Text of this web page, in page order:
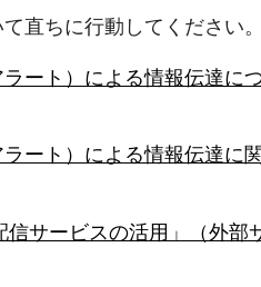
直ちに行動してください。
ート）による情報伝達に
ート）による情報伝達に
サービスの活用」（外部